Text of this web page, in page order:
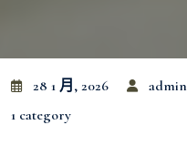
28 1 月, 2026 admin
1 category